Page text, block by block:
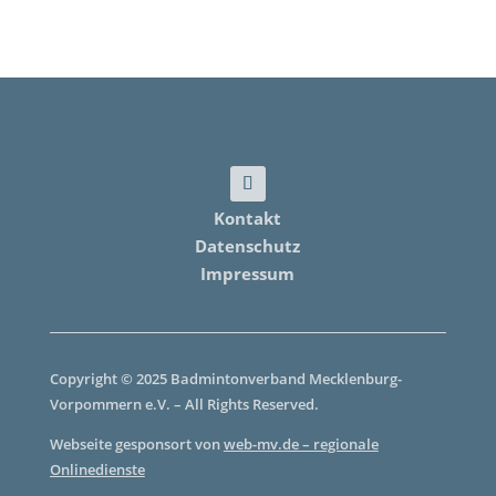
Kontakt
Datenschutz
Impressum
Copyright © 2025 Badmintonverband Mecklenburg-
Vorpommern e.V. – All Rights Reserved.
Webseite gesponsort vonweb-mv.de – regionale
Onlinedienste